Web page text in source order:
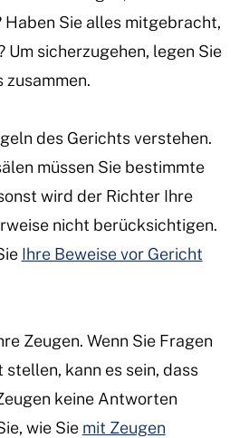
Haben Sie alles mitgebracht,
Um sicherzugehen, legen Sie
zusammen.
des Gerichts verstehen.
müssen Sie bestimmte
wird der Richter Ihre
nicht berücksichtigen.
Ihre Beweise vor Gericht
Zeugen. Wenn Sie Fragen
kann es sein, dass
keine Antworten
wie Sie mit Zeugen